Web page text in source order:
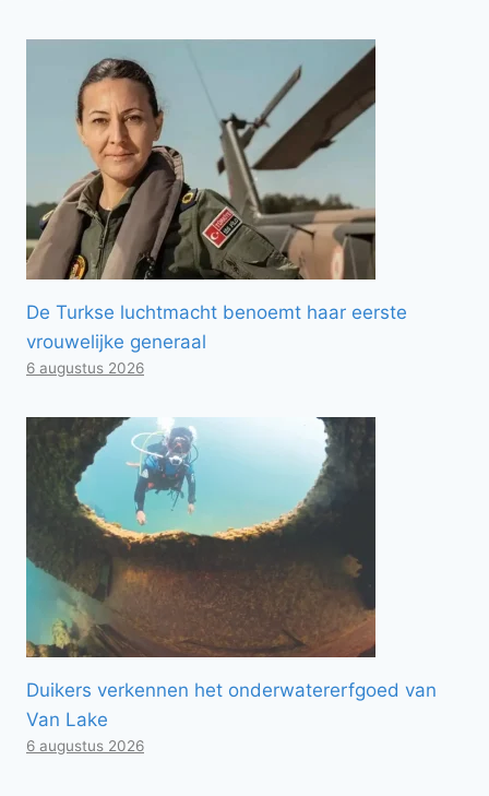
De Turkse luchtmacht benoemt haar eerste
vrouwelijke generaal
6 augustus 2026
Duikers verkennen het onderwatererfgoed van
Van Lake
6 augustus 2026